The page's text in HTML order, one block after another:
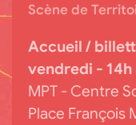
Scène de
Accueil /
vendredi - 14h
MPT - Centre
Place François